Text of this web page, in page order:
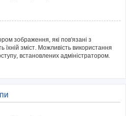
зображення, які пов'язані з
зміст. Можливість використання
встановлених адміністратором.